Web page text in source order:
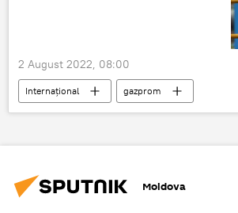
2 August 2022, 08:00
Internațional gazprom
Moldova